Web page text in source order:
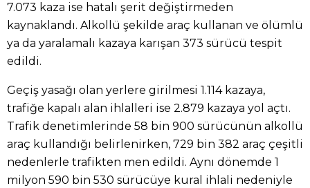
7.073 kaza ise hatalı şerit değiştirmeden
kaynaklandı. Alkollü şekilde araç kullanan ve ölümlü
ya da yaralamalı kazaya karışan 373 sürücü tespit
edildi.
Geçiş yasağı olan yerlere girilmesi 1.114 kazaya,
trafiğe kapalı alan ihlalleri ise 2.879 kazaya yol açtı.
Trafik denetimlerinde 58 bin 900 sürücünün alkollü
araç kullandığı belirlenirken, 729 bin 382 araç çeşitli
nedenlerle trafikten men edildi. Aynı dönemde 1
milyon 590 bin 530 sürücüye kural ihlali nedeniyle